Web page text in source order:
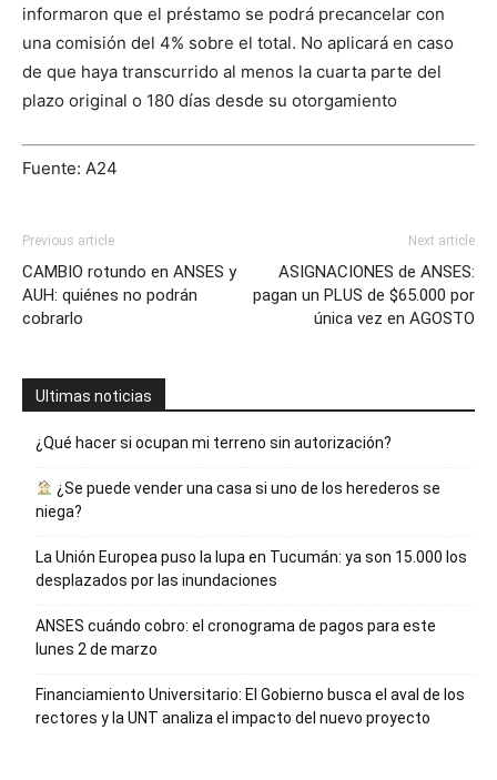
informaron que el préstamo se podrá precancelar con
una comisión del 4% sobre el total. No aplicará en caso
de que haya transcurrido al menos la cuarta parte del
plazo original o 180 días desde su otorgamiento
Fuente: A24
Previous article
CAMBIO rotundo en ANSES y
AUH: quiénes no podrán
cobrarlo
Next article
ASIGNACIONES de ANSES:
pagan un PLUS de $65.000 por
única vez en AGOSTO
Ultimas noticias
¿Qué hacer si ocupan mi terreno sin autorización?
¿Se puede vender una casa si uno de los herederos se
niega?
La Unión Europea puso la lupa en Tucumán: ya son 15.000 los
desplazados por las inundaciones
ANSES cuándo cobro: el cronograma de pagos para este
lunes 2 de marzo
Financiamiento Universitario: El Gobierno busca el aval de los
rectores y la UNT analiza el impacto del nuevo proyecto